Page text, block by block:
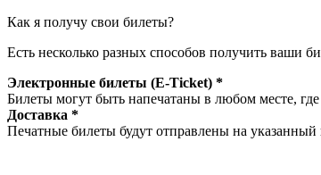
Как я получу свои билеты?
Есть несколько разных способов получить ваши
Электронные билеты (E-Ticket) *
Билеты могут быть напечатаны в любом месте, где
Доставка *
Печатные билеты будут отправлены на указанный